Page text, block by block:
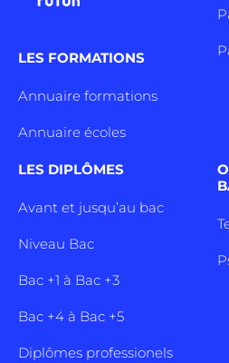
LES FORMATIONS
Annuaire formations
Annuaire écoles
LES DIPLÔMES
Avant et jusqu’au bac
Niveau Bac
Bac +1 à Bac +3
Bac +4 à Bac +5
Diplômes professionels